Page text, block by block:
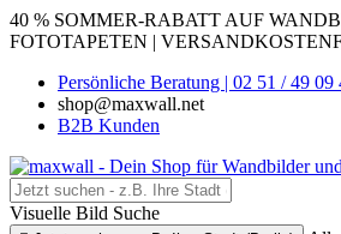
40 % SOMMER-RABATT AUF
FOTOTAPETEN |
Persönliche Beratung | 02 51 / 49 09
shop@maxwall.net
B2B Kunden
Visuelle Bild Suche